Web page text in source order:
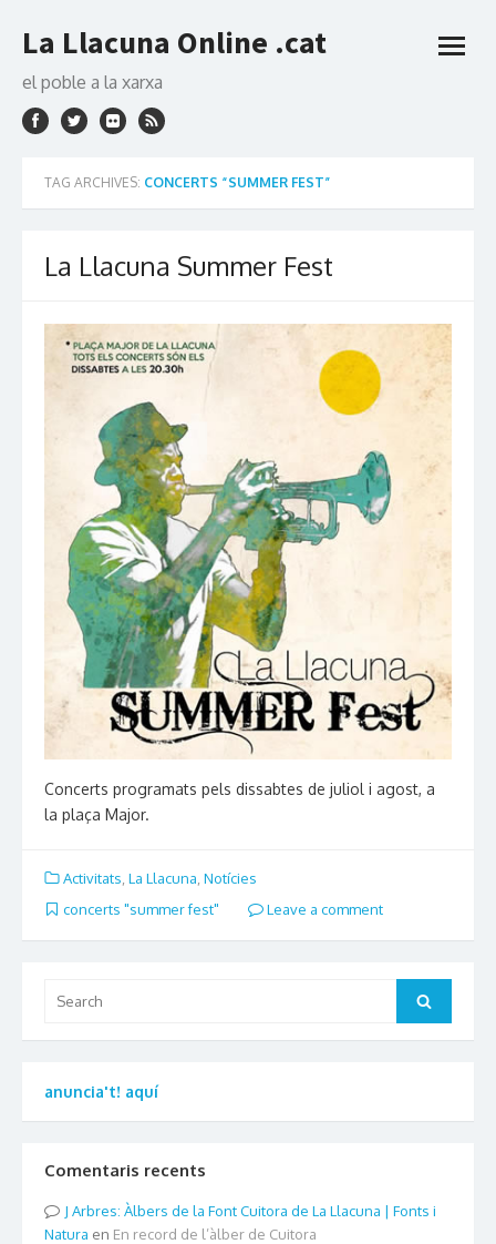
to
La Llacuna Online .cat
el poble a la xarxa
open
TAG ARCHIVES: CONCERTS “SUMMER FEST”
La Llacuna Summer Fest
Concerts programats pels dissabtes de juliol i agost, a
la plaça Major.
Activitats La Llacuna Notícies
concerts "summer fest"
Leave a comment
for:
Search
anuncia't! aquí
Comentaris recents
Arbres: Àlbers de la Font Cuitora de La Llacuna | Fonts i
Natura en En record de l’àlber de Cuitora